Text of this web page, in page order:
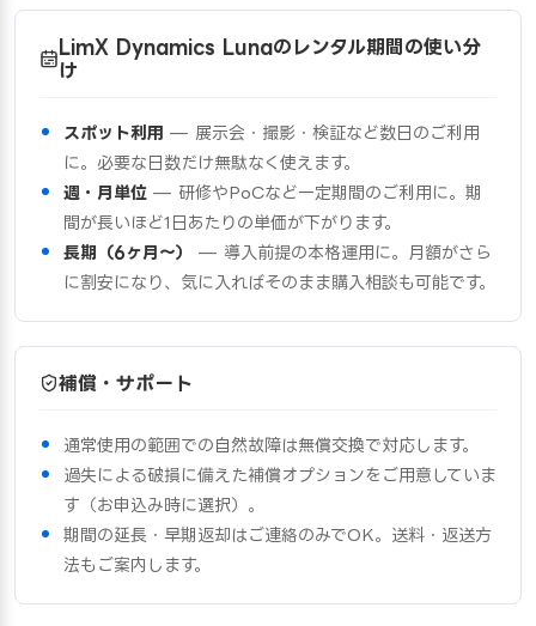
LimX Dynamics Lunaのレンタル期間の使い分
け
スポット利用 — 展示会・撮影・検証など数日のご利用
に。必要な日数だけ無駄なく使えます。
週・月単位 — 研修やPoCなど一定期間のご利用に。期
間が長いほど1日あたりの単価が下がります。
長期（6ヶ月〜）
— 導入前提の本格運用に。月額がさら
に割安になり、気に入ればそのまま購入相談も可能です。
補償・サポート
通常使用の範囲での自然故障は無償交換で対応します。
過失による破損に備えた補償オプションをご用意していま
す（お申込み時に選択）。
期間の延長・早期返却はご連絡のみでOK。送料・返送方
法もご案内します。